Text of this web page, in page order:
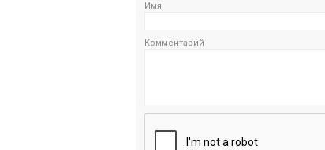
Имя
Комментарий